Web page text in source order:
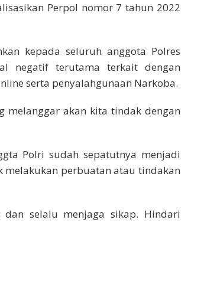
Perpol nomor 7 tahun 2022
kepada seluruh anggota Polres
negatif terutama terkait dengan
serta penyalahgunaan Narkoba.
melanggar akan kita tindak dengan
Polri sudah sepatutnya menjadi
melakukan perbuatan atau tindakan
selalu menjaga sikap. Hindari